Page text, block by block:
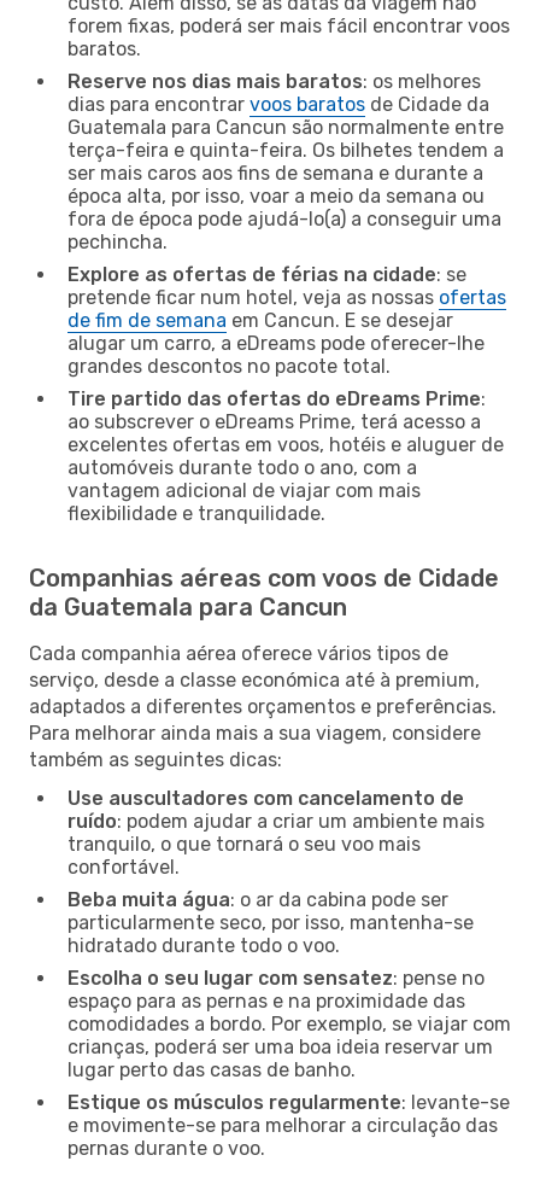
forem fixas, poderá ser mais fácil encontrar voos
baratos.
Reserve nos dias mais baratos: os melhores
dias para encontrar voos baratos de Cidade da
Guatemala para Cancun são normalmente entre
terça-feira e quinta-feira. Os bilhetes tendem a
ser mais caros aos fins de semana e durante a
época alta, por isso, voar a meio da semana ou
fora de época pode ajudá-lo(a) a conseguir uma
pechincha.
Explore as ofertas de férias na cidade: se
pretende ficar num hotel, veja as nossas ofertas
de fim de semana em Cancun. E se desejar
alugar um carro, a eDreams pode oferecer-lhe
grandes descontos no pacote total.
Tire partido das ofertas do eDreams Prime:
ao subscrever o eDreams Prime, terá acesso a
excelentes ofertas em voos, hotéis e aluguer de
automóveis durante todo o ano, com a
vantagem adicional de viajar com mais
flexibilidade e tranquilidade.
Companhias aéreas com voos de Cidade
da Guatemala para Cancun
Cada companhia aérea oferece vários tipos de
serviço, desde a classe económica até à premium,
adaptados a diferentes orçamentos e preferências.
Para melhorar ainda mais a sua viagem, considere
também as seguintes dicas:
Use auscultadores com cancelamento de
ruído: podem ajudar a criar um ambiente mais
tranquilo, o que tornará o seu voo mais
confortável.
Beba muita água: o ar da cabina pode ser
particularmente seco, por isso, mantenha-se
hidratado durante todo o voo.
Escolha o seu lugar com sensatez: pense no
espaço para as pernas e na proximidade das
comodidades a bordo. Por exemplo, se viajar com
crianças, poderá ser uma boa ideia reservar um
lugar perto das casas de banho.
Estique os músculos regularmente: levante-se
e movimente-se para melhorar a circulação das
pernas durante o voo.